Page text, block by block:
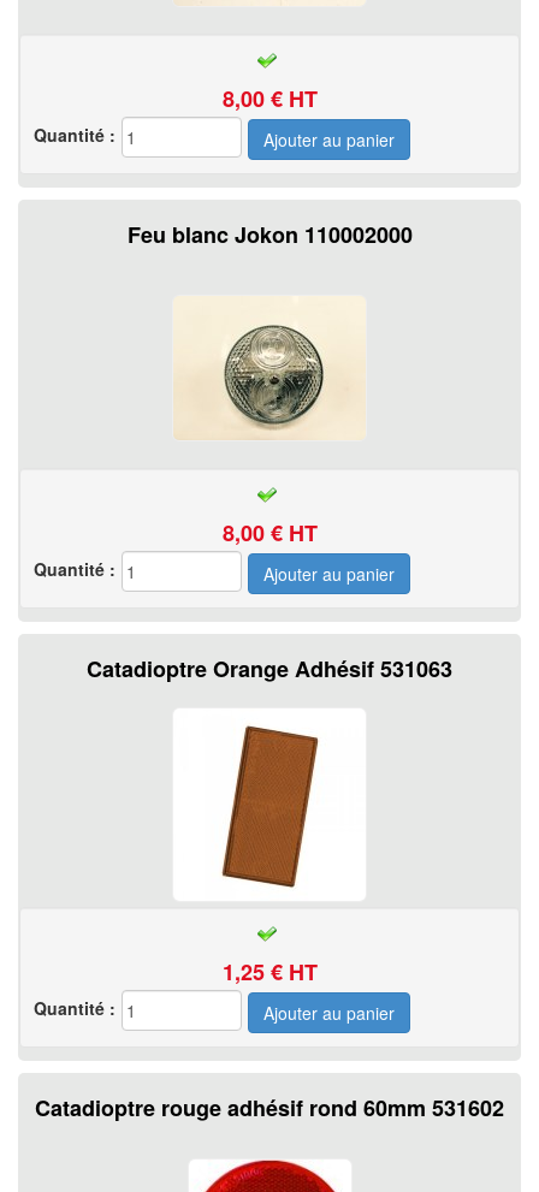
8,00€ HT
Quantité :
Feu blanc Jokon 110002000
8,00€ HT
Quantité :
Catadioptre Orange Adhésif 531063
1,25€ HT
Quantité :
Catadioptre rouge adhésif rond 60mm 531602